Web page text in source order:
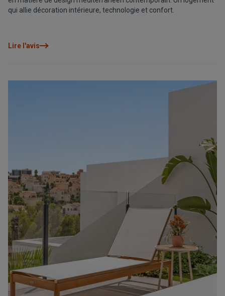
qui allie décoration intérieure, technologie et confort.
Lire l'avis